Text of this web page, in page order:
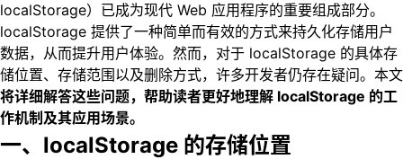
localStorage）已成为现代 Web 应用程序的重要组成部分。
localStorage 提供了一种简单而有效的方式来持久化存储用户
数据，从而提升用户体验。然而，对于 localStorage 的具体存
储位置、存储范围以及删除方式，许多开发者仍存在疑问。本文
将详细解答这些问题，帮助读者更好地理解 localStorage 的工
作机制及其应用场景。
一、localStorage 的存储位置